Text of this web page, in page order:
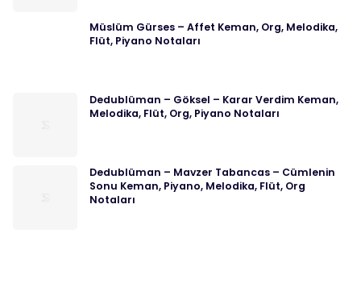
Müslüm Gürses – Affet Keman, Org, Melodika,
Flüt, Piyano Notaları
Dedublüman – Göksel – Karar Verdim Keman,
Melodika, Flüt, Org, Piyano Notaları
Dedublüman – Mavzer Tabancas – Cümlenin
Sonu Keman, Piyano, Melodika, Flüt, Org
Notaları